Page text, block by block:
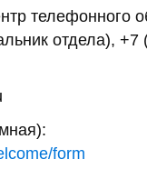
телефонного
отдела), +7
form